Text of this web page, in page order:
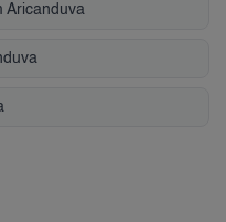
Aricanduva